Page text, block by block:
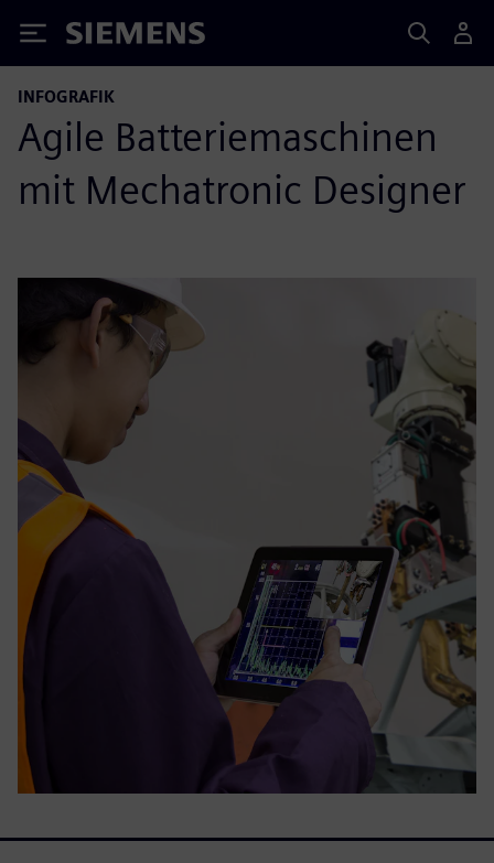
Siemens
INFOGRAFIK
Agile Batteriemaschinen
mit Mechatronic Designer